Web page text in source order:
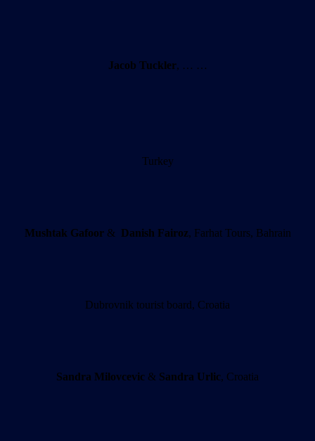
Jacob Tuckler, … …
Turkey
Mushtak Gafoor& Danish Fairoz, Farhat Tours, Bahrain
Dubrovnik tourist board, Croatia
Sandra Milovcevic & Sandra Urlic, Croatia